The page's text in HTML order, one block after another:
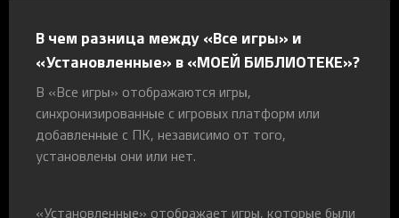
В чем разница между «Все игры» и
«Установленные» в «МОЕЙ БИБЛИОТЕКЕ»?
В «Все игры» отображаются игры,
синхронизированные с игровых платформ или
добавленные с ПК, независимо от того,
установлены они или нет.
«Установленные» отображает игры, которые были